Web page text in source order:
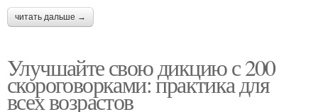
читать дальше →
Улучшайте свою дикцию с 200
скороговорками: практика для
всех возрастов